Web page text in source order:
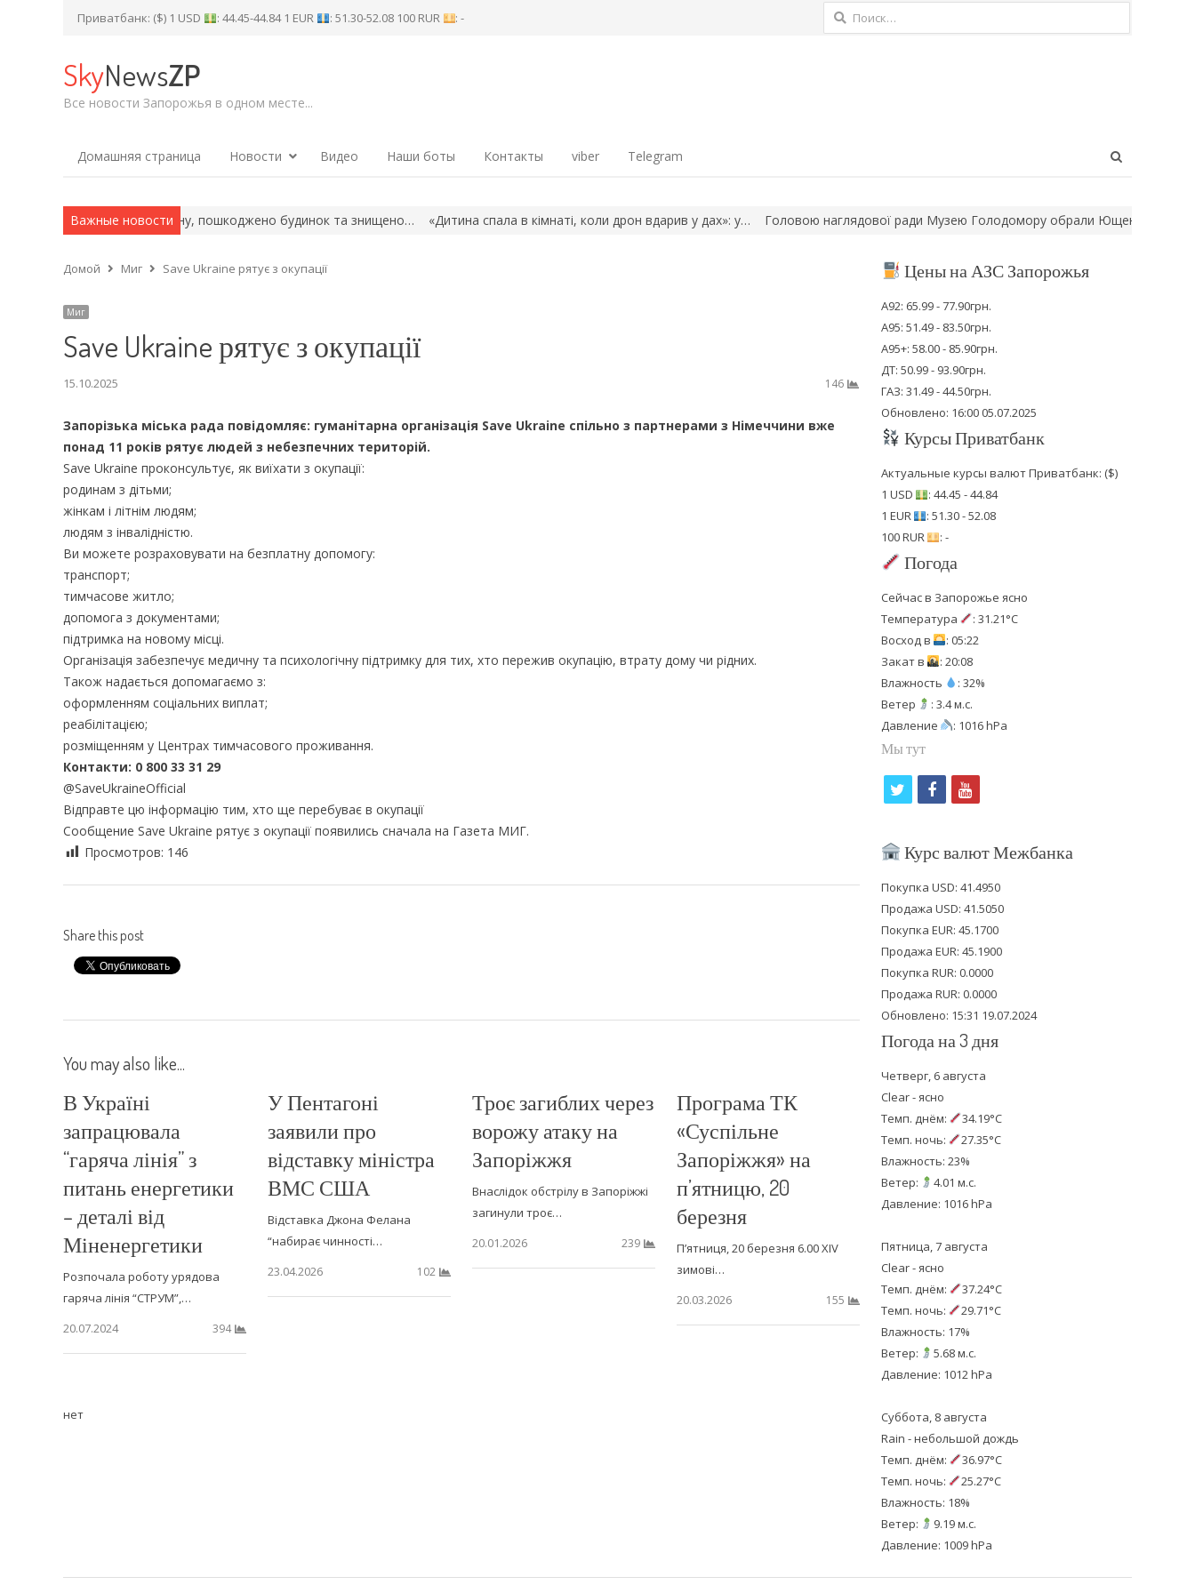
Приватбанк: ($) 1 USD : 44.45-44.84 1 EUR : 51.30-52.08 100 RUR : - Найти:
SkyNewsZP
Все новости Запорожья в одном месте...
Домашняя страница Новости Видео Наши боты Контакты viber Telegram
Важные новости
район: поранено людину, пошкоджено будинок та знищено… «Дитина спала в кімнаті, коли дрон вдарив у дах»: у… Головою наглядової ради Музею Голодомору обрали Ющенка Нові
Домой Миг Save Ukraine рятує з окупації
Миг
Save Ukraine рятує з окупації
15.10.2025 146
Запорізька міська рада повідомляє: гуманітарна організація Save Ukraine спільно з партнерами з Німеччини вже
понад 11 років рятує людей з небезпечних територій.
Save Ukraine проконсультує, як виїхати з окупації:
родинам з дітьми;
жінкам і літнім людям;
людям з інвалідністю.
Ви можете розраховувати на безплатну допомогу:
транспорт;
тимчасове житло;
допомога з документами;
підтримка на новому місці.
Організація забезпечує медичну та психологічну підтримку для тих, хто пережив окупацію, втрату дому чи рідних.
Також надається допомагаємо з:
оформленням соціальних виплат;
реабілітацією;
розміщенням у Центрах тимчасового проживання.
Контакти: 0 800 33 31 29
@SaveUkraineOfficial
Відправте цю інформацію тим, хто ще перебуває в окупації
Сообщение Save Ukraine рятує з окупації появились сначала на Газета МИГ.
Просмотров: 146
Share this post
You may also like...
В Україні
запрацювала
“гаряча лінія” з
питань енергетики
– деталі від
Міненергетики
Розпочала роботу урядова
гаряча лінія “СТРУМ”,…
20.07.2024
394
У Пентагоні
заявили про
відставку міністра
ВМС США
Відставка Джона Фелана
“набирає чинності…
23.04.2026
102
Троє загиблих через
ворожу атаку на
Запоріжжя
Внаслідок обстрілу в Запоріжжі
загинули троє…
20.01.2026
239
Програма ТК
«Суспільне
Запоріжжя» на
п’ятницю, 20
березня
П’ятниця, 20 березня 6.00 XIV
зимові…
20.03.2026
155
нет
Цены на АЗС Запорожья
А92: 65.99 - 77.90грн.
А95: 51.49 - 83.50грн.
А95+: 58.00 - 85.90грн.
ДТ: 50.99 - 93.90грн.
ГАЗ: 31.49 - 44.50грн.
Обновлено: 16:00 05.07.2025
Курсы Приватбанк
Актуальные курсы валют Приватбанк: ($)
1 USD
: 44.45 - 44.84
1 EUR
: 51.30 - 52.08
100 RUR
: -
Погода
Сейчас в Запорожье ясно
Температура
: 31.21°C
Восход в
: 05:22
Закат в
: 20:08
Влажность
: 32%
Ветер
: 3.4 м.с.
Давление
: 1016 hPa
Мы тут
i
t
e
r
f
c
b
o
o
k
y
u
u
b
e
Курс валют Межбанка
Покупка USD: 41.4950
Продажа USD: 41.5050
Покупка EUR: 45.1700
Продажа EUR: 45.1900
Покупка RUR: 0.0000
Продажа RUR: 0.0000
Обновлено: 15:31 19.07.2024
Погода на 3 дня
Четверг, 6 августа
Clear - ясно
Темп. днём:
34.19°C
Темп. ночь:
27.35°C
Влажность: 23%
Ветер:
4.01 м.с.
Давление: 1016 hPa
Пятница, 7 августа
Clear - ясно
Темп. днём:
37.24°C
Темп. ночь:
29.71°C
Влажность: 17%
Ветер:
5.68 м.с.
Давление: 1012 hPa
Суббота, 8 августа
Rain - небольшой дождь
Темп. днём:
36.97°C
Темп. ночь:
25.27°C
Влажность: 18%
Ветер:
9.19 м.с.
Давление: 1009 hPa